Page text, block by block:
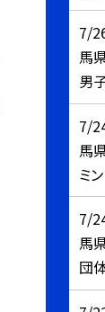
7/
馬
男
7/
馬
ミ
7/
馬
団